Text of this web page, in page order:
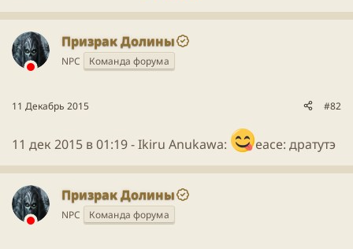
Призрак Долины
NPC Команда форума
11 Декабрь 2015 #82
11 дек 2015 в 01:19 -Ikiru Anukawa: eace: дратутэ
Призрак Долины
NPC Команда форума